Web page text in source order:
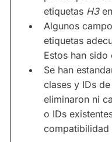
etiquetas H3
Algunos
etiquetas
Estos han
Se han
clases y IDs
eliminaron ni
o IDs
compatibilidad